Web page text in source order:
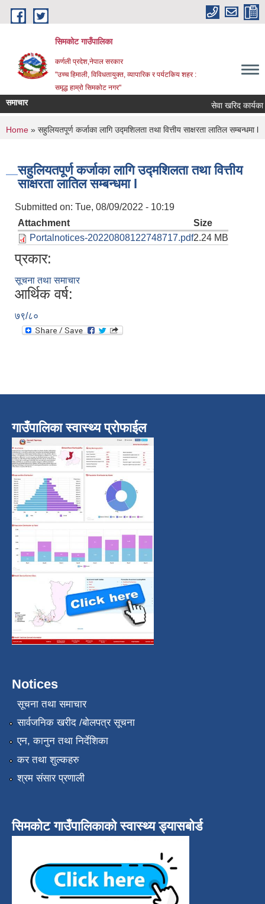
Skip to main content
सिमकोट गाउँपालिका
कर्णली प्रदेश,नेपाल सरकार
"उच्च हिमाली, विविधतायुक्त, व्यापारिक र पर्यटकिय शहर :
समृद्ध हाम्रो सिमकोट नगर"
समाचार
You are here
Home » सहुलियतपूर्ण कर्जाका लागि उद्मशिलता तथा वित्तीय साक्षरता लातिल सम्बन्धमा l
सहुलियतपूर्ण कर्जाका लागि उद्मशिलता तथा वित्तीय
साक्षरता लातिल सम्बन्धमा l
Submitted on: Tue, 08/09/2022 - 10:19
Attachment
Size
Portalnotices-20220808122748717.pdf2.24 MB
प्रकार:
सूचना तथा समाचार
आर्थिक वर्ष:
७९/८०
गाउँपालिका स्वास्थ्य प्रोफाईल
Notices
सूचना तथा समाचार
सार्वजनिक खरीद /बोलपत्र सूचना
एन, कानुन तथा निर्देशिका
कर तथा शुल्कहरु
श्रम संसार प्रणाली
सिमकोट गाउँपालिकाको स्वास्थ्य ड्यासबोर्ड